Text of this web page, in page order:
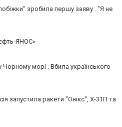
зробила першу заяву . "Я не
ЯНОС»
морі . Вбила українського
запустила ракети "Онікс", Х-31П та